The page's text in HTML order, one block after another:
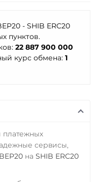
Utopia USD (UUSD)
- SHIB ERC20
пунктов.
22 887 900 000
курс обмена: 1
платежных
сервисы,
на SHIB ERC20